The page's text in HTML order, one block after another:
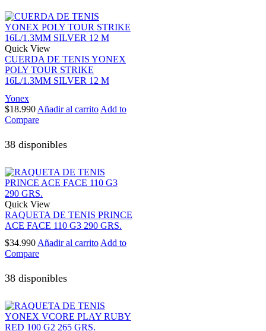
Quick View
CUERDA DE TENIS YONEX
POLY TOUR STRIKE
16L/1.3MM SILVER 12 M
Yonex
$18.990 Añadir al carrito Add to
Compare
38 disponibles
Quick View
RAQUETA DE TENIS PRINCE
ACE FACE 110 G3 290 GRS.
$34.990 Añadir al carrito Add to
Compare
38 disponibles